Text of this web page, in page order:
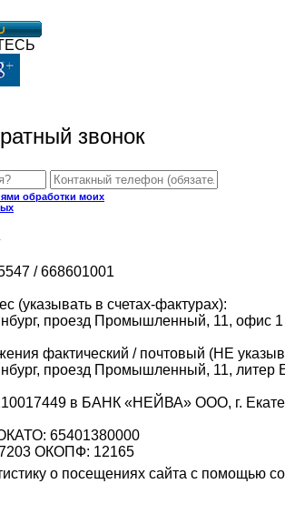
звонок
обработки моих
/ 668601001
(указывать в счетах-фактурах):
проезд Промышленный, 11, офис 1
фактический / почтовый (НЕ
проезд Промышленный, 11, литер
в БАНК «НЕЙВА» ООО, г.
65401380000
ОКОПФ: 12165
о посещениях сайта с помощью